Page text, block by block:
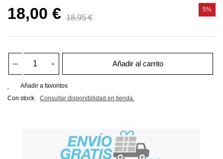
18,00 € 18,95 €
5%
Añadir al carrito
Añadir a favoritos
Con stock
Consultar disponibilidad en tienda.